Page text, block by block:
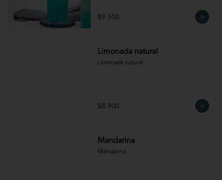
$9.500
Limonada natural
Limonada natural
$8.900
Mandarina
Mandarina